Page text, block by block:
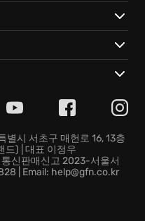
래픽이 끔찍하면서도 매
틱하게 펼쳐지는 내레이
기다립니다.
유해야 합니다.
연 당신은 가문의 영광
로 《Darkest
별시 서초구 매헌로 16, 13층
드) | 대표 이정우
신판매신고 2023-서울서
| Email: help@gfn.co.kr